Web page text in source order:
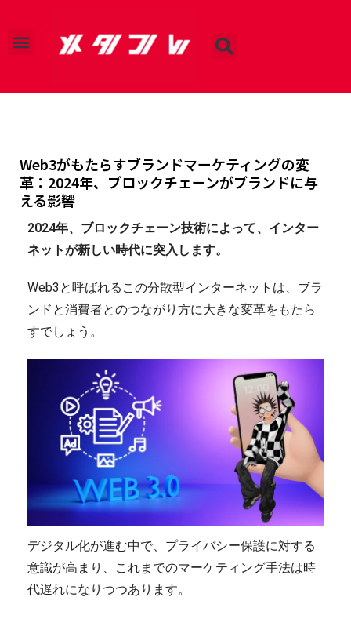
Web3がもたらすブランドマーケティングの変
革：2024年、ブロックチェーンがブランドに与
える影響
2024年、ブロックチェーン技術によって、インター
ネットが新しい時代に突入します。
Web3と呼ばれるこの分散型インターネットは、ブラ
ンドと消費者とのつながり方に大きな変革をもたら
すでしょう。
デジタル化が進む中で、プライバシー保護に対する
意識が高まり、これまでのマーケティング手法は時
代遅れになりつつあります。